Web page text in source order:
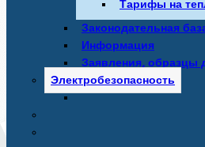
Тарифы на
Законодательная
Информация
Заявления, образцы
Электробезопасность